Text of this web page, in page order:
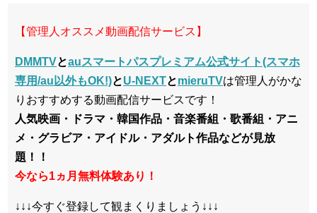
【管理人オススメ動画配信サービス】
DMMTVとauスマートパスプレミアム公式サイト(スマホ
専用/au以外もOK!)とU-NEXTとmieruTVは管理人がかな
りおすすめする動画配信サービスです！
人気映画・ドラマ・韓国作品・音楽番組・歌番組・アニ
メ・グラビア・アイドル・アダルト作品などが見放
題！！
今なら1ヵ月無料体験あり！
↓↓↓今すぐ登録して観まくりましょう↓↓↓